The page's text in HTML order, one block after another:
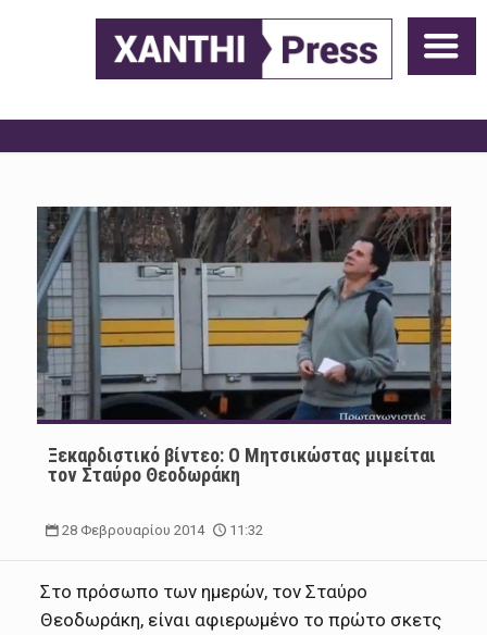
Ξεκαρδιστικό βίντεο: Ο Μητσικώστας μιμείται
τον Σταύρο Θεοδωράκη
28 Φεβρουαρίου 2014 11:32
Στο πρόσωπο των ημερών, τον Σταύρο
Θεοδωράκη, είναι αφιερωμένο το πρώτο σκετς